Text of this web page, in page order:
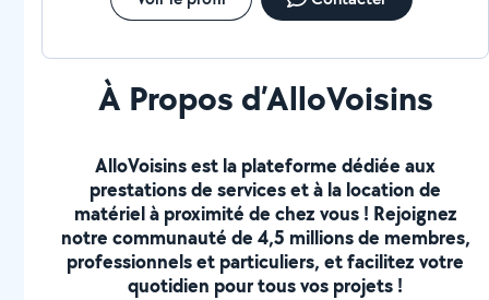
À Propos d’AlloVoisins
AlloVoisins est la plateforme dédiée aux
prestations de services et à la location de
matériel à proximité de chez vous ! Rejoignez
notre communauté de 4,5 millions de membres,
professionnels et particuliers, et facilitez votre
quotidien pour tous vos projets !